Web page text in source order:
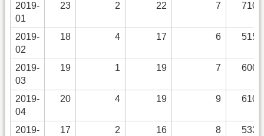
2019-
01
23 2 22 7 710
2019-
02
18 4 17 6 515
2019-
03
19 1 19 7 600
2019-
04
20 4 19 9 610
2019-
17 2 16 8 533